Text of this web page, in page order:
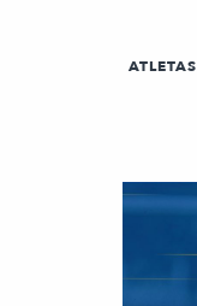
ATLETAS